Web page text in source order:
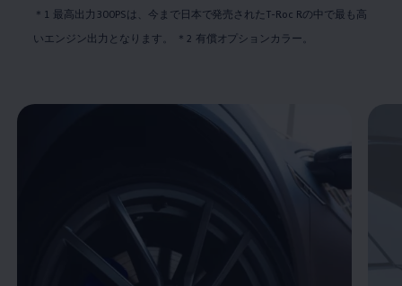
＊1 最高出力300PSは、今まで日本で発売されたT-Roc Rの中で最も高
いエンジン出力となります。 ＊2 有償オプションカラー。​
Enable fullscreen mode